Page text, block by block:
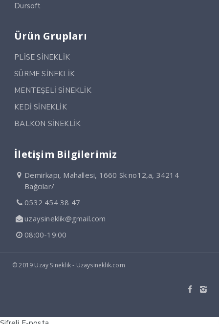
Dursoft
Ürün Grupları
PLİSE SİNEKLİK
SÜRME SİNEKLİK
MENTEŞELİ SİNEKLİK
KEDİ SİNEKLİK
BALKON SİNEKLİK
İletişim Bilgilerimiz
Demirkapı, Mahallesi, 1660 Sk no12,a, 34214
Bağcılar/
0532 454 38 47
uzaysineklik@gmail.com
08:00-19:00
© 2019 Uzay Sineklik - Uzaysineklik.com